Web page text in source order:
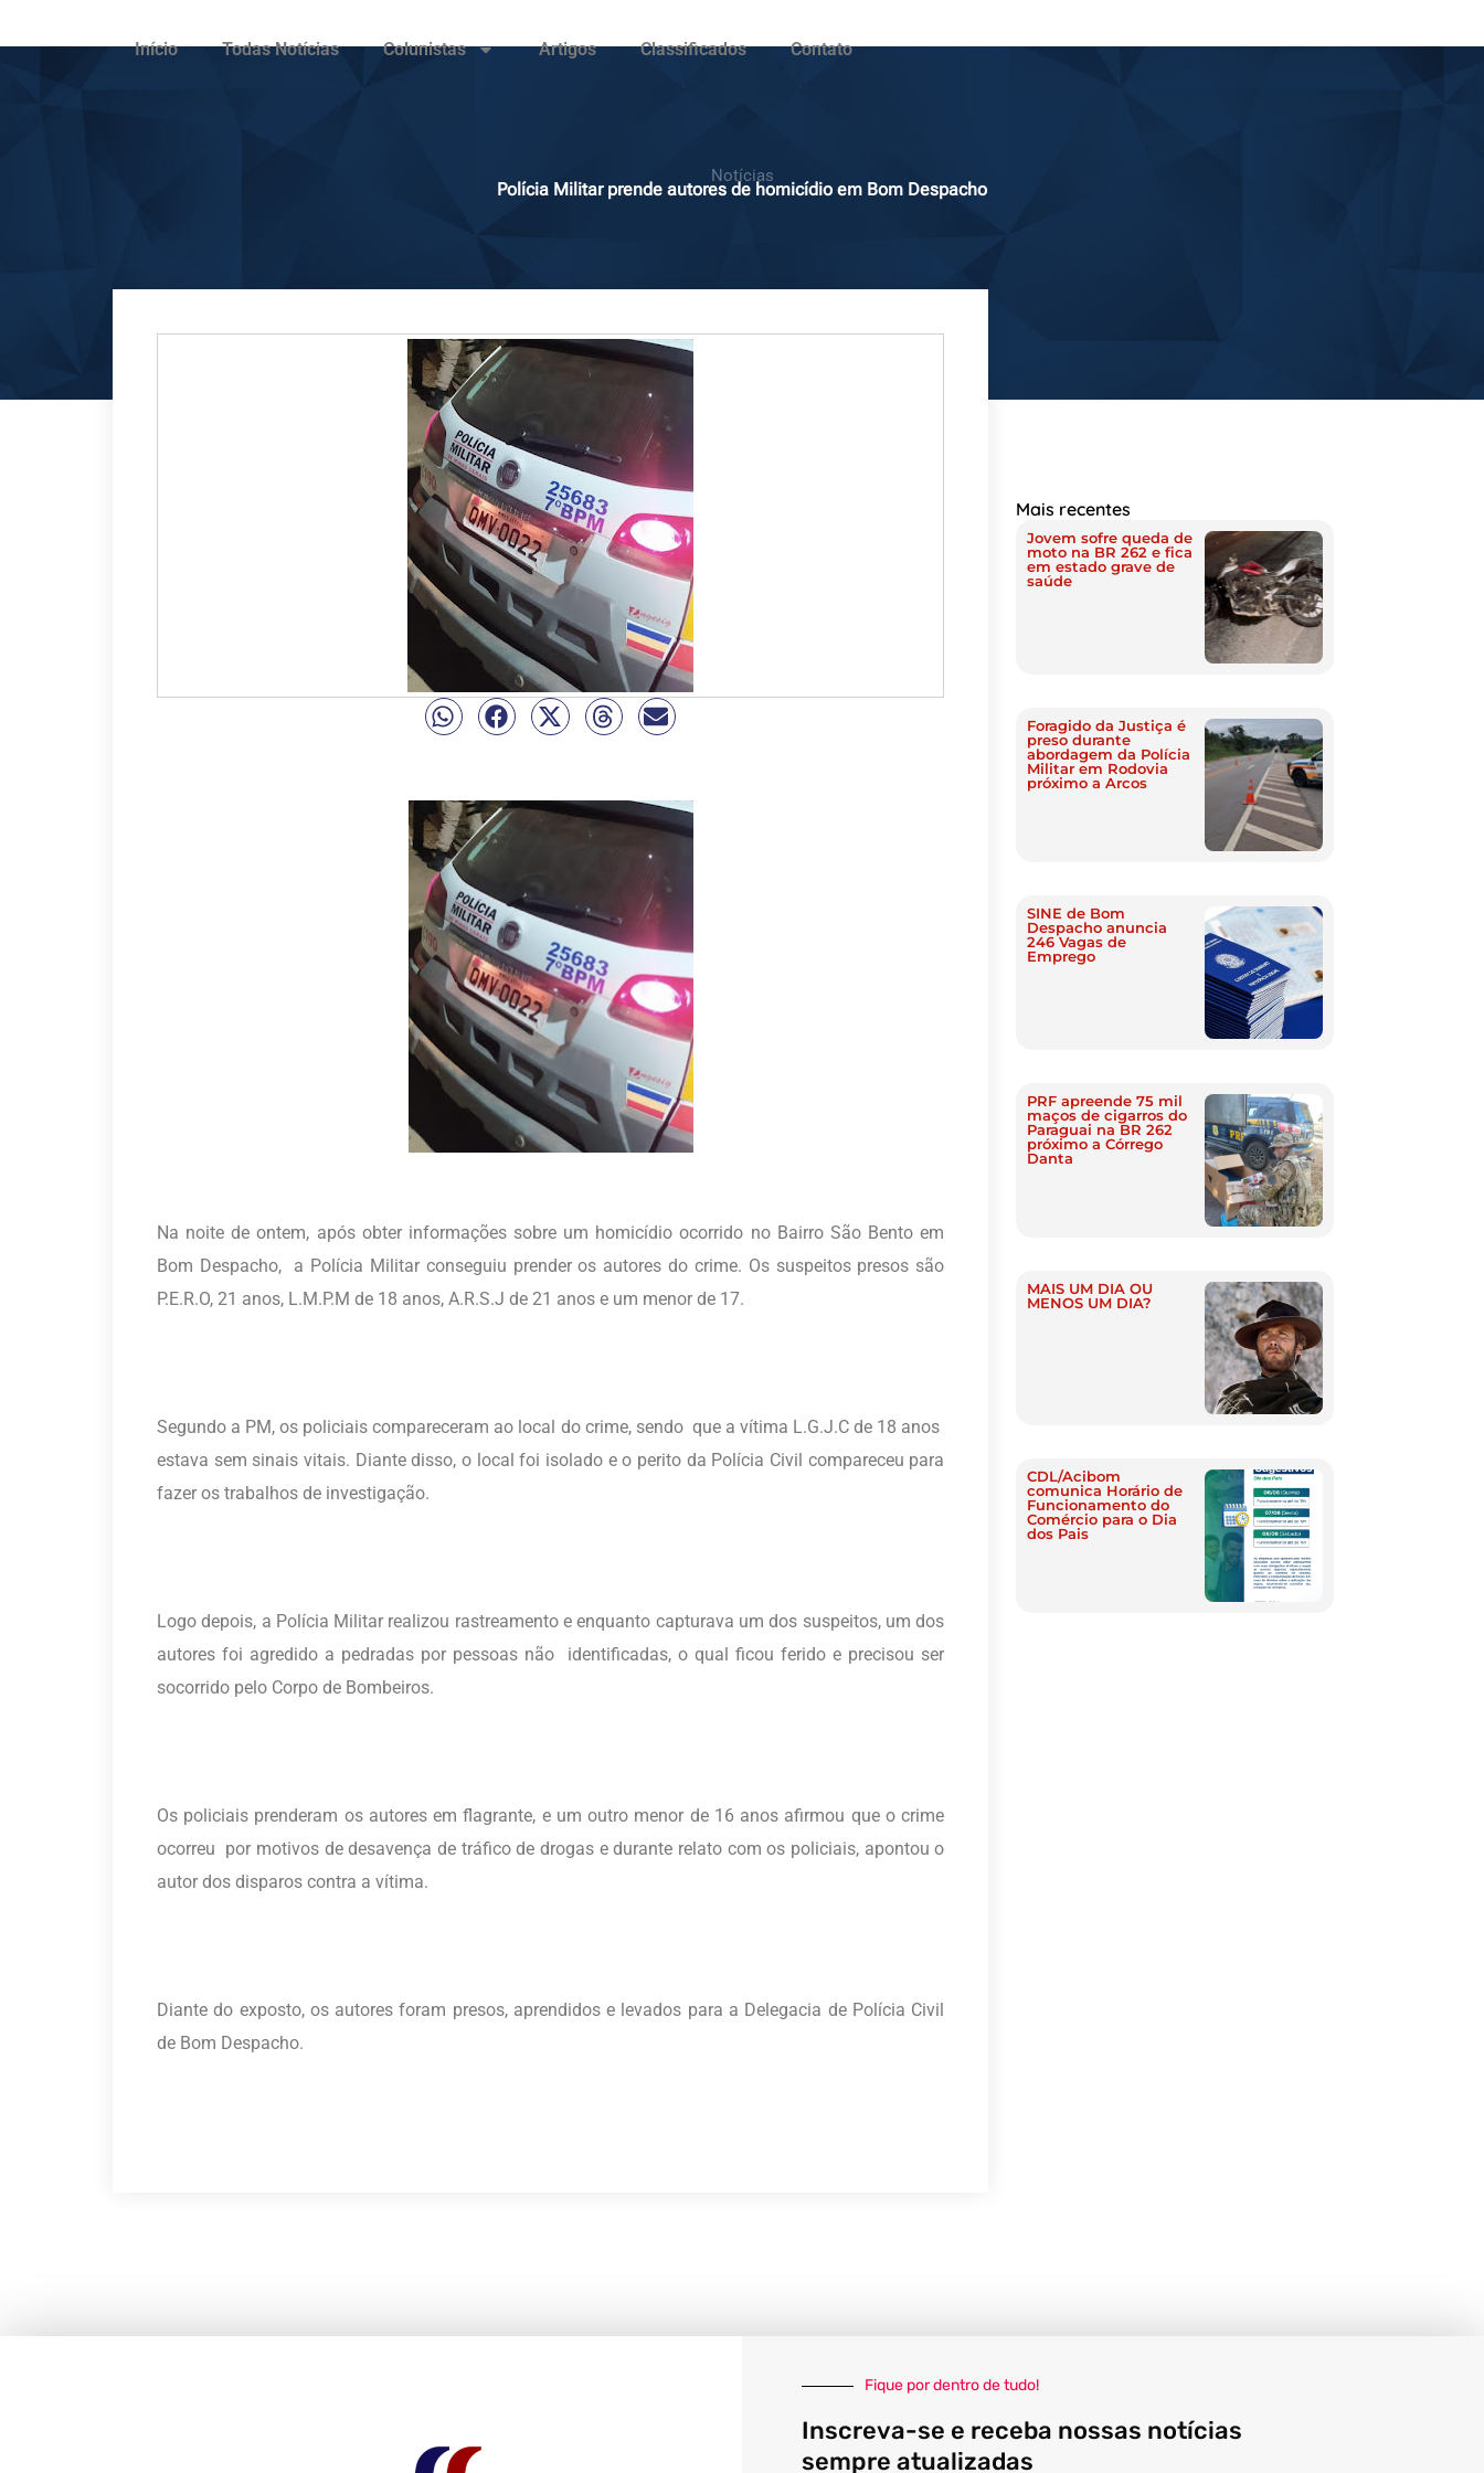
Início Todas Notícias Colunistas Artigos Classificados Contato
Notícias
Polícia Militar prende autores de homicídio em Bom Despacho
Na noite de ontem, após obter informações sobre um homicídio ocorrido no Bairro São Bento em
Bom Despacho, a Polícia Militar conseguiu prender os autores do crime. Os suspeitos presos são
P.E.R.O, 21 anos, L.M.P.M de 18 anos, A.R.S.J de 21 anos e um menor de 17.
Segundo a PM, os policiais compareceram ao local do crime, sendo que a vítima L.G.J.C de 18 anos
estava sem sinais vitais. Diante disso, o local foi isolado e o perito da Polícia Civil compareceu para
fazer os trabalhos de investigação.
Logo depois, a Polícia Militar realizou rastreamento e enquanto capturava um dos suspeitos, um dos
autores foi agredido a pedradas por pessoas não identificadas, o qual ficou ferido e precisou ser
socorrido pelo Corpo de Bombeiros.
Os policiais prenderam os autores em flagrante, e um outro menor de 16 anos afirmou que o crime
ocorreu por motivos de desavença de tráfico de drogas e durante relato com os policiais, apontou o
autor dos disparos contra a vítima.
Diante do exposto, os autores foram presos, aprendidos e levados para a Delegacia de Polícia Civil
de Bom Despacho.
Mais recentes
Jovem sofre queda de
moto na BR 262 e fica
em estado grave de
saúde
Foragido da Justiça é
preso durante
abordagem da Polícia
Militar em Rodovia
próximo a Arcos
SINE de Bom
Despacho anuncia
246 Vagas de
Emprego
PRF apreende 75 mil
maços de cigarros do
Paraguai na BR 262
próximo a Córrego
Danta
MAIS UM DIA OU
MENOS UM DIA?
CDL/Acibom
comunica Horário de
Funcionamento do
Comércio para o Dia
dos Pais
Fique por dentro de tudo!
Inscreva-se e receba nossas notícias
sempre atualizadas